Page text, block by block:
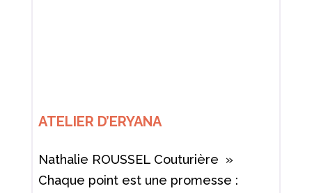
ATELIER D’ERYANA
Nathalie ROUSSEL Couturière »
Chaque point est une promesse :